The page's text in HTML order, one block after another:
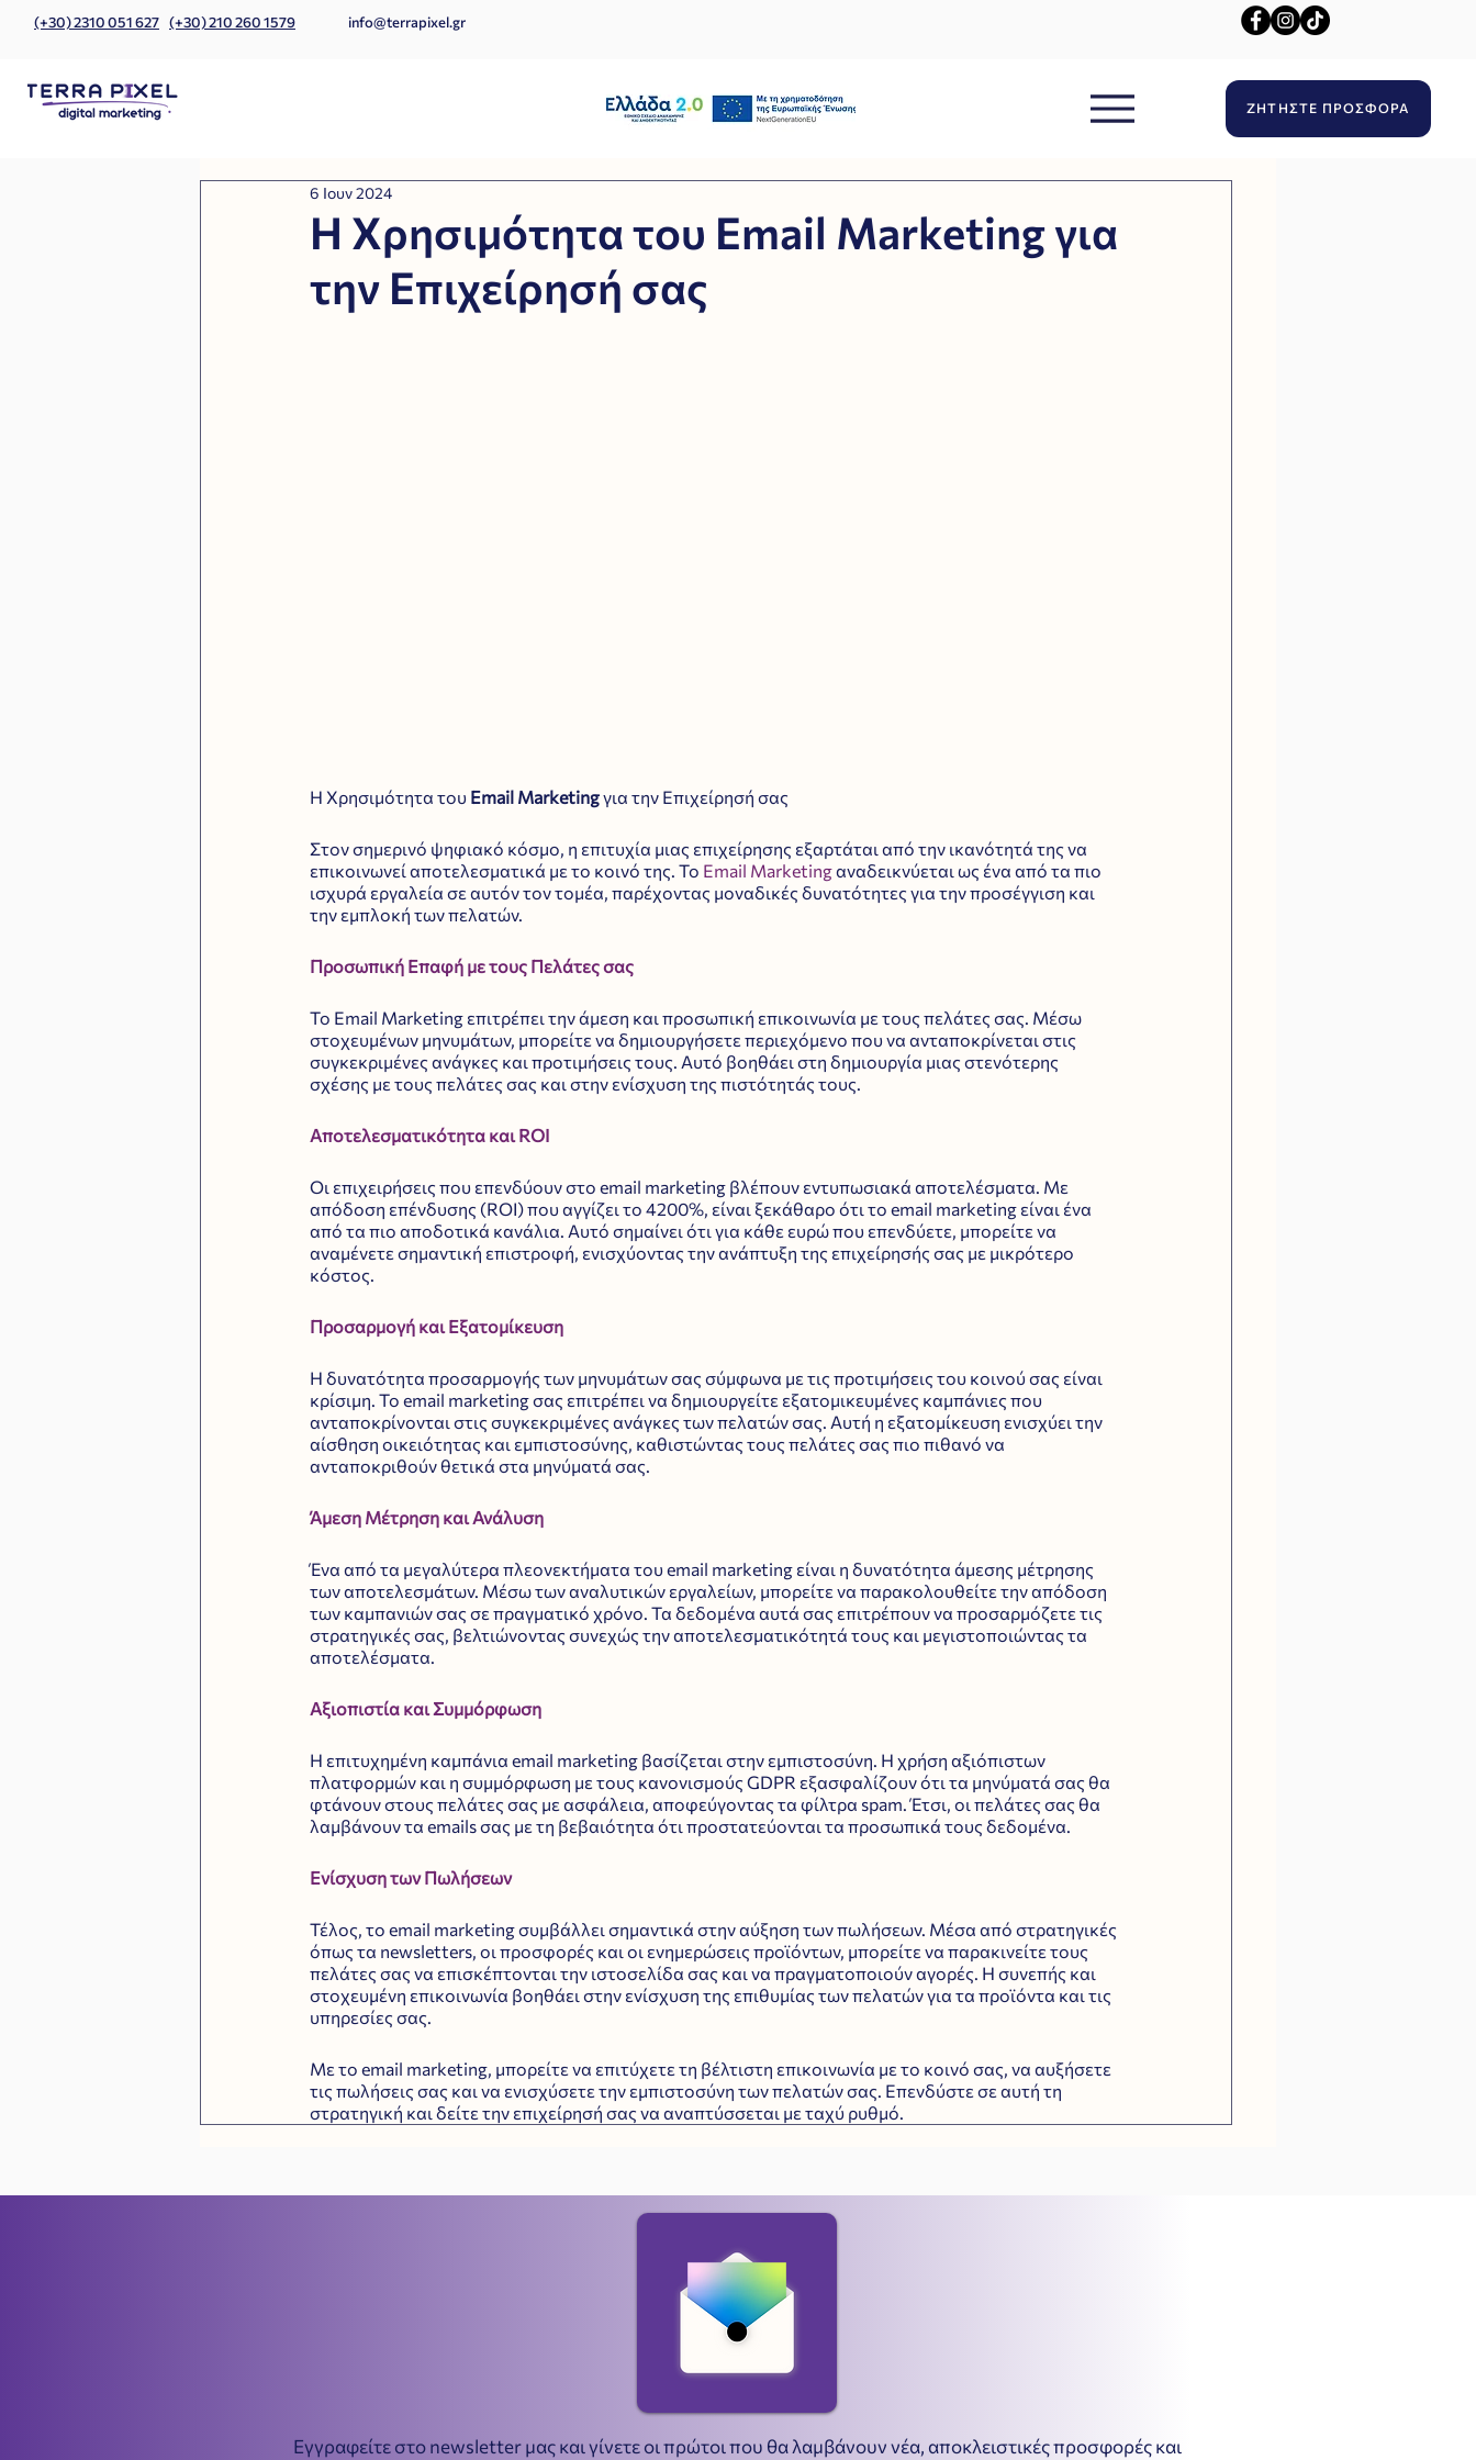
(+30) 2310 051 627 (+30) 210 260 1579 info@terrapixel.gr
ΖΗΤΗΣΤΕ ΠΡΟΣΦΟΡΑ
Η Χρησιμότητα του Email Marketing για
την Επιχείρησή σας
6 Ιουν 2024
Η Χρησιμότητα του Email Marketing για την Επιχείρησή σας
Στον σημερινό ψηφιακό κόσμο, η επιτυχία μιας επιχείρησης εξαρτάται από την ικανότητά της να
επικοινωνεί αποτελεσματικά με το κοινό της. Το Email Marketing αναδεικνύεται ως ένα από τα πιο
ισχυρά εργαλεία σε αυτόν τον τομέα, παρέχοντας μοναδικές δυνατότητες για την προσέγγιση και
την εμπλοκή των πελατών.
Προσωπική Επαφή με τους Πελάτες σας
Το Email Marketing επιτρέπει την άμεση και προσωπική επικοινωνία με τους πελάτες σας. Μέσω
στοχευμένων μηνυμάτων, μπορείτε να δημιουργήσετε περιεχόμενο που να ανταποκρίνεται στις
συγκεκριμένες ανάγκες και προτιμήσεις τους. Αυτό βοηθάει στη δημιουργία μιας στενότερης
σχέσης με τους πελάτες σας και στην ενίσχυση της πιστότητάς τους.
Αποτελεσματικότητα και ROI
Οι επιχειρήσεις που επενδύουν στο email marketing βλέπουν εντυπωσιακά αποτελέσματα. Με
απόδοση επένδυσης (ROI) που αγγίζει το 4200%, είναι ξεκάθαρο ότι το email marketing είναι ένα
από τα πιο αποδοτικά κανάλια. Αυτό σημαίνει ότι για κάθε ευρώ που επενδύετε, μπορείτε να
αναμένετε σημαντική επιστροφή, ενισχύοντας την ανάπτυξη της επιχείρησής σας με μικρότερο
κόστος.
Προσαρμογή και Εξατομίκευση
Η δυνατότητα προσαρμογής των μηνυμάτων σας σύμφωνα με τις προτιμήσεις του κοινού σας είναι
κρίσιμη. Το email marketing σας επιτρέπει να δημιουργείτε εξατομικευμένες καμπάνιες που
ανταποκρίνονται στις συγκεκριμένες ανάγκες των πελατών σας. Αυτή η εξατομίκευση ενισχύει την
αίσθηση οικειότητας και εμπιστοσύνης, καθιστώντας τους πελάτες σας πιο πιθανό να
ανταποκριθούν θετικά στα μηνύματά σας.
Άμεση Μέτρηση και Ανάλυση
Ένα από τα μεγαλύτερα πλεονεκτήματα του email marketing είναι η δυνατότητα άμεσης μέτρησης
των αποτελεσμάτων. Μέσω των αναλυτικών εργαλείων, μπορείτε να παρακολουθείτε την απόδοση
των καμπανιών σας σε πραγματικό χρόνο. Τα δεδομένα αυτά σας επιτρέπουν να προσαρμόζετε τις
στρατηγικές σας, βελτιώνοντας συνεχώς την αποτελεσματικότητά τους και μεγιστοποιώντας τα
αποτελέσματα.
Αξιοπιστία και Συμμόρφωση
Η επιτυχημένη καμπάνια email marketing βασίζεται στην εμπιστοσύνη. Η χρήση αξιόπιστων
πλατφορμών και η συμμόρφωση με τους κανονισμούς GDPR εξασφαλίζουν ότι τα μηνύματά σας θα
φτάνουν στους πελάτες σας με ασφάλεια, αποφεύγοντας τα φίλτρα spam. Έτσι, οι πελάτες σας θα
λαμβάνουν τα emails σας με τη βεβαιότητα ότι προστατεύονται τα προσωπικά τους δεδομένα.
Ενίσχυση των Πωλήσεων
Τέλος, το email marketing συμβάλλει σημαντικά στην αύξηση των πωλήσεων. Μέσα από στρατηγικές
όπως τα newsletters, οι προσφορές και οι ενημερώσεις προϊόντων, μπορείτε να παρακινείτε τους
πελάτες σας να επισκέπτονται την ιστοσελίδα σας και να πραγματοποιούν αγορές. Η συνεπής και
στοχευμένη επικοινωνία βοηθάει στην ενίσχυση της επιθυμίας των πελατών για τα προϊόντα και τις
υπηρεσίες σας.
Με το email marketing, μπορείτε να επιτύχετε τη βέλτιστη επικοινωνία με το κοινό σας, να αυξήσετε
τις πωλήσεις σας και να ενισχύσετε την εμπιστοσύνη των πελατών σας. Επενδύστε σε αυτή τη
στρατηγική και δείτε την επιχείρησή σας να αναπτύσσεται με ταχύ ρυθμό.
Εγγραφείτε στο newsletter μας και γίνετε οι πρώτοι που θα λαμβάνουν νέα, αποκλειστικές προσφορές και